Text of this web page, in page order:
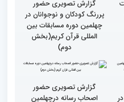
گزارش تصویری حضور
مهمانان در غرفه های
نمایشگاهی چهلمین دوره
مسابقات بین المللی قران
کریم(بخش اول)
مردم مفاهیم و تعالیم قرآن